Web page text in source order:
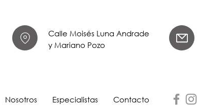
Calle Moisés Luna Andrade
y Mariano Pozo
Nosotros Especialistas Contacto